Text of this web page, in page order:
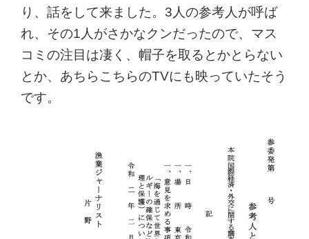
り、話をして来ました。3人の参考人が呼ば
れ、その1人がさかなクンだったので、マス
コミの注目は凄く、帽子を取るとかとらない
とか、あちらこちらのTVにも映っていたそう
です。